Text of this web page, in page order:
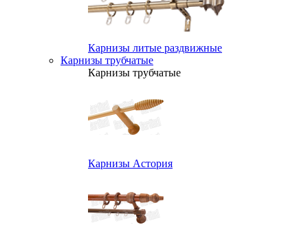
Карнизы литые раздвижные
Карнизы трубчатые
Карнизы трубчатые
Карнизы Астория